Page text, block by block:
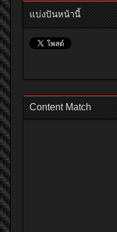
แบ่งปันหน้านี้
Content Match